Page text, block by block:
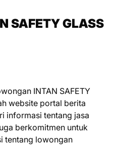
SAFETY GLASS
INTAN SAFETY
website portal berita
informasi tentang jasa
berkomitmen untuk
tentang lowongan